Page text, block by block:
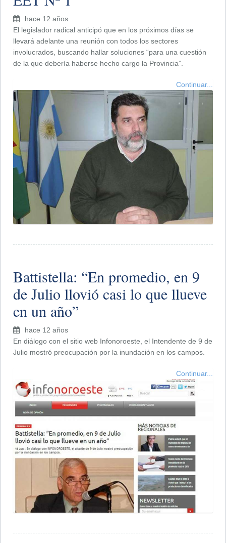
hace 12 años
El legislador radical anticipó que en los próximos días se
llevará adelante una reunión con todos los sectores
involucrados, buscando hallar soluciones “para una cuestión
de la que debería haberse hecho cargo la Provincia”.
Continuar...
Battistella: “En promedio, en 9
de Julio llovió casi lo que llueve
en un año”
hace 12 años
En diálogo con el sitio web Infonoroeste, el Intendente de 9 de
Julio mostró preocupación por la inundación en los campos.
Continuar...